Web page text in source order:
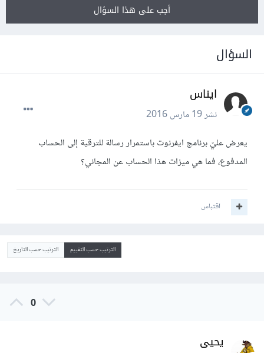
أجب على هذا السؤال
السؤال
ايناس
نشر19 مارس 2016
يعرض عليّ برنامج ايفرنوت باستمرار رسالة للترقية إلى الحساب
المدفوع، فما هي ميزات هذا الحساب عن المجاني؟
اقتباس
الترتيب حسب التقييم الترتيب حسب التاريخ
0
يحيى